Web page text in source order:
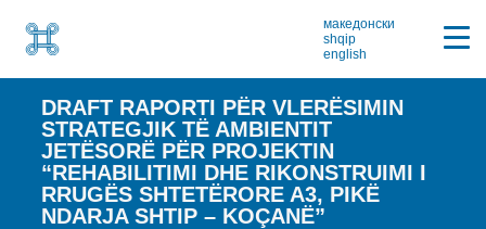
македонски
shqip
english
DRAFT RAPORTI PËR VLERËSIMIN
STRATEGJIK TË AMBIENTIT
JETËSORË PËR PROJEKTIN
“REHABILITIMI DHE RIKONSTRUIMI I
RRUGËS SHTETËRORE A3, PIKË
NDARJA SHTIP – KOÇANË”